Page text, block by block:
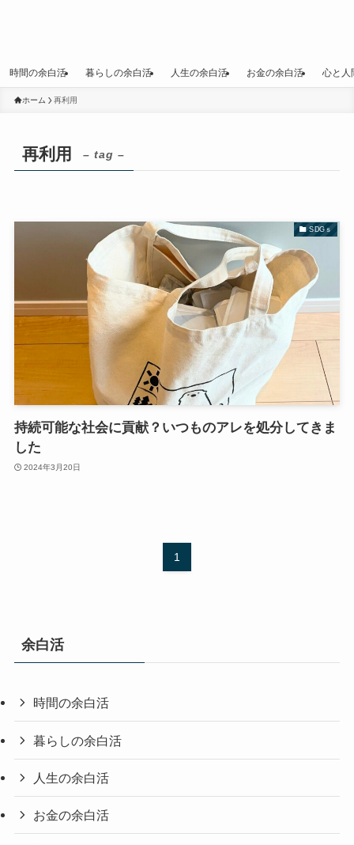
時間の余白活 暮らしの余白活 人生の余白活 お金の余白活 心と人
ホーム 再利用
再利用 – tag –
SDGｓ
持続可能な社会に貢献？いつものアレを処分してきま
した
2024年3月20日
1
余白活
時間の余白活
暮らしの余白活
人生の余白活
お金の余白活